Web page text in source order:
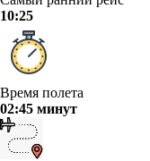
10:25
Время полета
02:45 минут